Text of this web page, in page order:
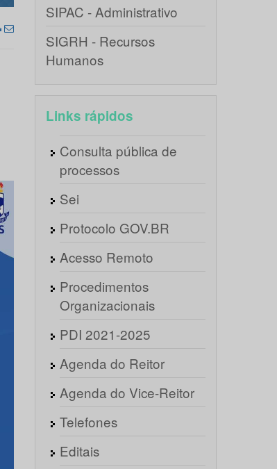
SIPAC - Administrativo
SIGRH - Recursos
Humanos
Links rápidos
Consulta pública de
processos
Sei
Protocolo GOV.BR
Acesso Remoto
Procedimentos
Organizacionais
PDI 2021-2025
Agenda do Reitor
Agenda do Vice-Reitor
Telefones
Editais